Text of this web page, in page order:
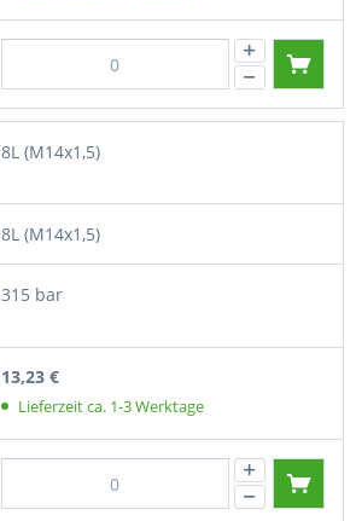
8L (M14x1,5)
8L (M14x1,5)
315 bar
13,23 €
Lieferzeit ca. 1-3 Werktage